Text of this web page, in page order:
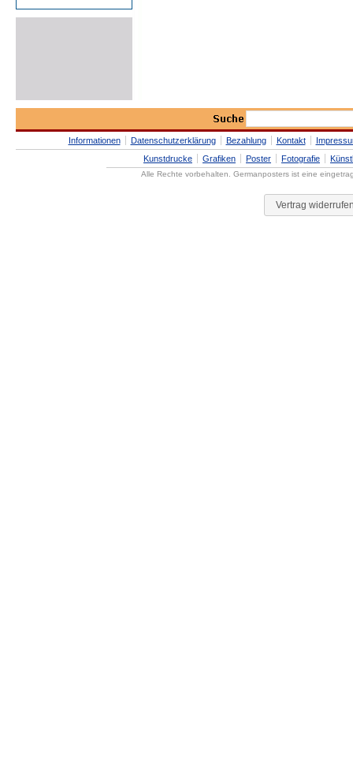
Informationen Datenschutzerklärung Bezahlung Kontakt
Kunstdrucke
Grafiken Poster Fotografie
Alle Rechte vorbehalten. Germanposters ist eine
Vertrag